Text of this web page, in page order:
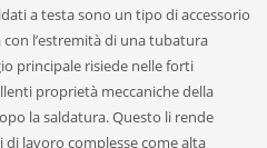
a testa sono un tipo di accessorio
l’estremità di una tubatura
principale risiede nelle forti
proprietà meccaniche della
la saldatura. Questo li rende
lavoro complesse come alta